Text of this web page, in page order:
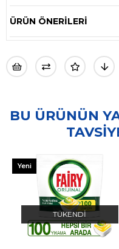
ÜRÜN ÖNERILERI
BU ÜRÜNÜN
TÜKENDI
Yeni